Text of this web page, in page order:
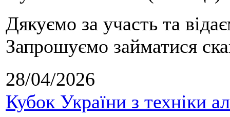
Дякуємо за участь та
Запрошуємо займатися
28/04/2026
Кубок України з техніки